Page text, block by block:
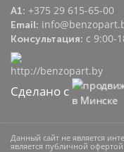
A1: +375 29 615-65-00
Email:
Консультация: с 9:00-
Сделано с
Данный сайт не является
является публичной